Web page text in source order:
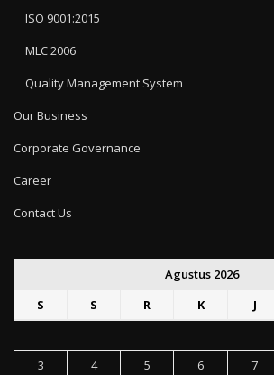
ISO 9001:2015
MLC 2006
Quality Management System
Our Business
Corporate Governance
Career
Contact Us
Agustus 2026
S
S R K J
3
4 5 6 7